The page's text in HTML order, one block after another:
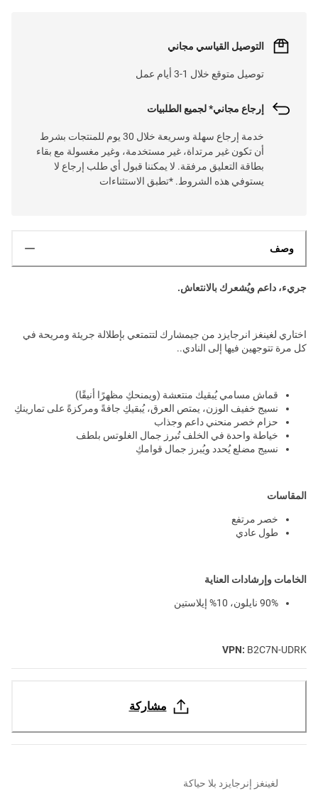
التوصيل القياسي مجاني
توصيل متوقع خلال 1-3 أيام عمل
إرجاع مجاني* لجميع الطلبيات
خدمة إرجاع سهلة وسريعة خلال 30 يوم للمنتجات بشرط
أن تكون غير مرتداة، غير مستخدمة، وغير مغسولة مع بقاء
بطاقة التعليق مرفقة. لا يمكننا قبول أي طلب إرجاع لا
يستوفي هذه الشروط. *تطبق الاستثناءات
وصف
جريء، داعم ويُشعرك بالانتعاش.
اختاري لغينغز انرجايزد من جيمشارك لتتمتعي بإطلالة جريئة ومريحة في
كل مرة تتوجهين فيها إلى النادي..
قماش مسامي يُبقيك منتعشة (ويمنحكِ مظهرًا أنيقًا)
نسيج خفيف الوزن، يمتص العرق، يُبقيكِ جافةً ومركزةً على تمارينكِ
حزام خصر منحني داعم وجذاب
خياطة واحدة في الخلف تُبرز جمال الغلوتس بلطف
نسيج مضلع يُحدد ويُبرز جمال قوامكِ
المقاسات
خصر مرتفع
طول عادي
الخامات وإرشادات العناية
90% نايلون، 10% إيلاستين
VPN: B2C7N-UDRK
مشاركة
لغينغز إنرجايزد بلا حياكة